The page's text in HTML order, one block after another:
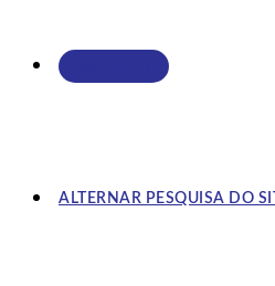
ALTERNAR PESQUISA DO